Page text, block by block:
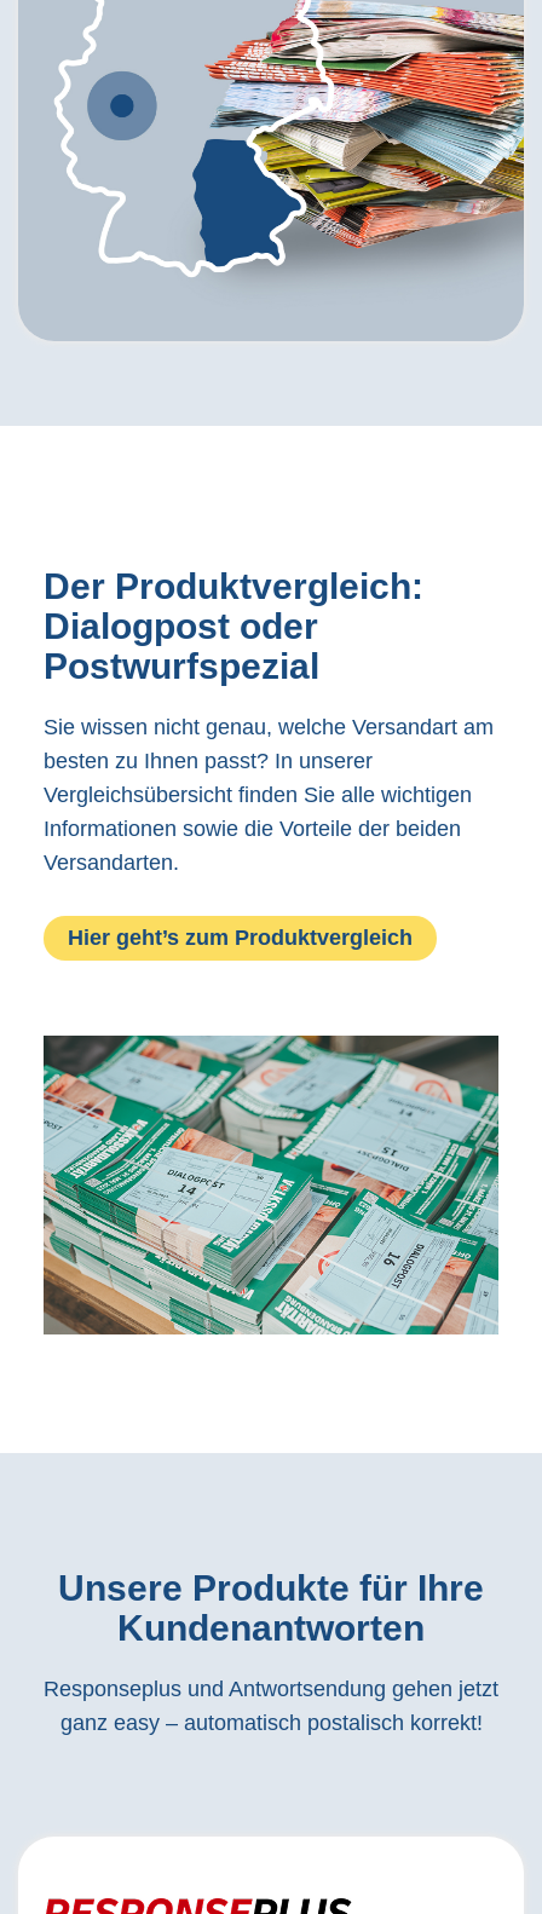
Der Produktvergleich:
Dialogpost oder
Postwurfspezial
Sie wissen nicht genau, welche Versandart am
besten zu Ihnen passt? In unserer
Vergleichsübersicht finden Sie alle wichtigen
Informationen sowie die Vorteile der beiden
Versandarten.
Hier geht’s zum Produktvergleich
Unsere Produkte für Ihre
Kundenantworten
Responseplus und Antwortsendung gehen jetzt
ganz easy – automatisch postalisch korrekt!